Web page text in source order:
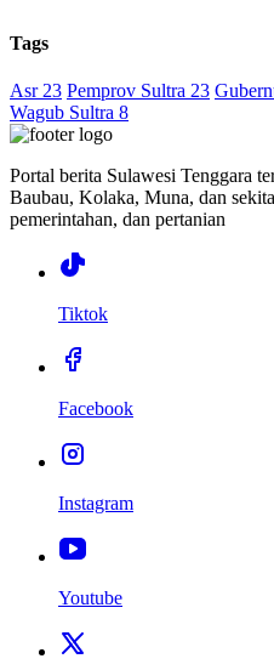
Tags
Asr 23 Pemprov Sultra 23
Wagub Sultra 8
Portal berita Sulawesi Tenggara
Baubau, Kolaka, Muna, dan
pemerintahan, dan pertanian
Tiktok
Facebook
Instagram
Youtube